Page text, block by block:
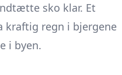
sko klar. Et
kraftig regn i bjergene
i byen.